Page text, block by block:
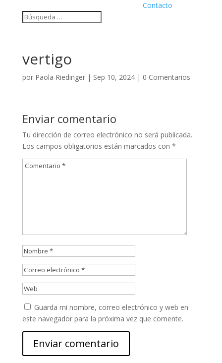
Contacto
vertigo
por Paola Riedinger| Sep 10, 2024| 0 Comentarios
Enviar comentario
Tu dirección de correo electrónico no será publicada.
Los campos obligatorios están marcados con *
Guarda mi nombre, correo electrónico y web en
este navegador para la próxima vez que comente.